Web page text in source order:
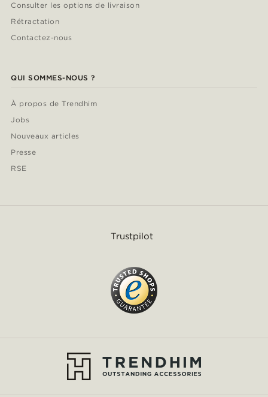
Consulter les options de livraison
Rétractation
Contactez-nous
QUI SOMMES-NOUS ?
À propos de Trendhim
Jobs
Nouveaux articles
Presse
RSE
Trustpilot